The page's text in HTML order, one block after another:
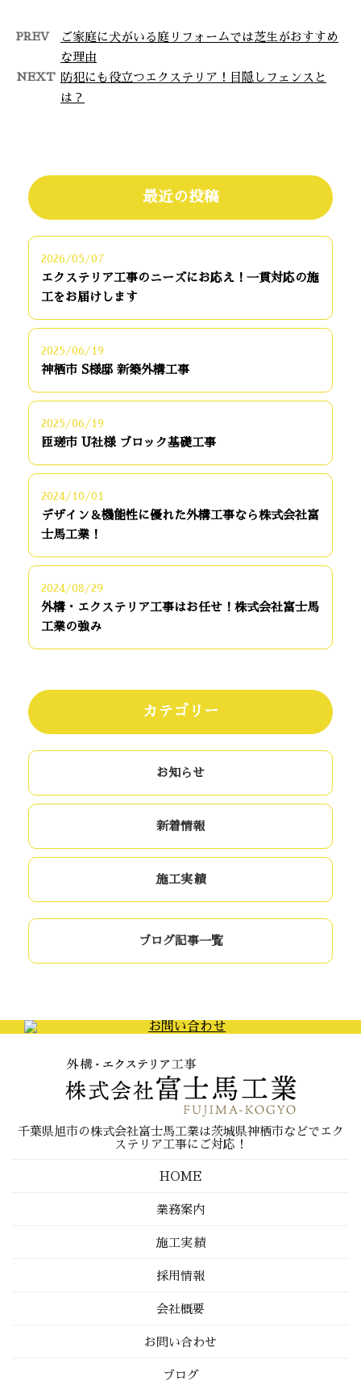
PREV
ご家庭に犬がいる庭リフォームでは芝生がおすすめ
な理由
NEXT 防犯にも役立つエクステリア！目隠しフェンスと
は？
最近の投稿
2026/05/07
エクステリア工事のニーズにお応え！一貫対応の施
工をお届けします
2025/06/19
神栖市 S様邸 新築外構工事
2025/06/19
匝瑳市 U社様 ブロック基礎工事
2024/10/01
デザイン＆機能性に優れた外構工事なら株式会社富
士馬工業！
2024/08/29
外構・エクステリア工事はお任せ！株式会社富士馬
工業の強み
カテゴリー
お知らせ
新着情報
施工実績
ブログ記事一覧
千葉県旭市の株式会社富士馬工業は茨城県神栖市などでエク
ステリア工事にご対応！
HOME
業務案内
施工実績
採用情報
会社概要
お問い合わせ
ブログ